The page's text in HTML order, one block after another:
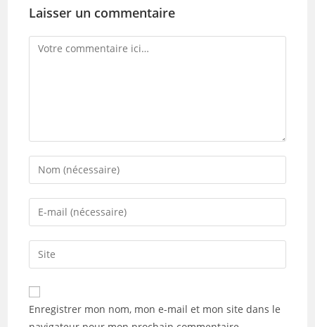
Laisser un commentaire
Comment
Enter
your
name
comment
Enter
your
email
address
comment
Saisir
l’URL
de
votre
Enregistrer mon nom, mon e-mail et mon site dans le